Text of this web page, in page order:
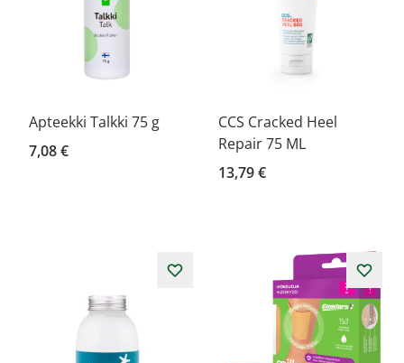
Apteekki Talkki 75 g
7,08 €
CCS Cracked Heel
Repair 75 ML
13,79 €